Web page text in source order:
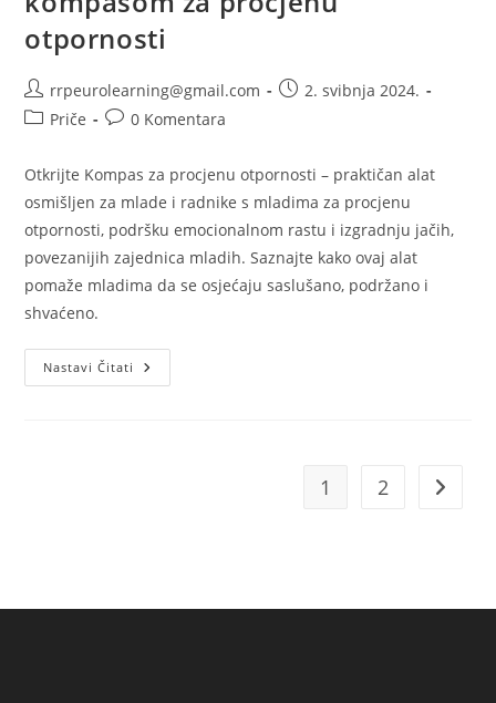
otpornosti
Autor
objave:
rrpeurolearning@gmail.com
Objava2. svibnja 2024.
Kategorija
Priče
Komentari
0 Komentara
Otkrijte Kompas za procjenu otpornosti – praktičan alat
osmišljen za mlade i radnike s mladima za procjenu
otpornosti, podršku emocionalnom rastu i izgradnju jačih,
povezanijih zajednica mladih. Saznajte kako ovaj alat
pomaže mladima da se osjećaju saslušano, podržano i
shvaćeno.
Nastavi Čitati Predstavljamo
Letak
1 2 Idi na